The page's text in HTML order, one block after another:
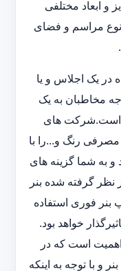
و ابعاد مختلفی
نوع مراسم و فضای
در یک اجلاس و یا
مخاطبان به یک
است.شرکت های
رنگ و...را با
و به شما گزینه های
نظر گرفته شده بنر
بنر فوری استفاده
خواهد بود.
اهمیت است که در
و با توجه به اینکه